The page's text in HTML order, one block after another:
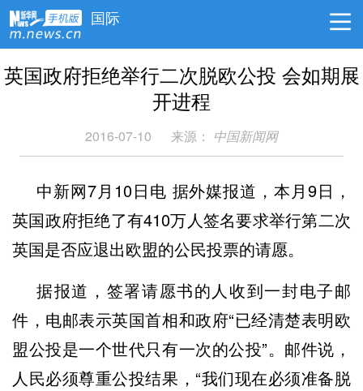
国际
英国政府拒绝举行二次脱欧公投 会如期展
开进程
2016-07-10 来源： 中国新闻网
中新网7月10日电 据外媒报道，本月9日，
英国政府拒绝了有410万人签名要求举行第二次
英国是否应退出欧盟的公民投票的请愿。
据报道，签署请愿书的人收到一封电子邮
件，电邮表示英国首相和政府“已经清楚表明欧
盟公投是一个世代只有一次的公投”。邮件说，
人民必须尊重公投结果，“我们现在必须准备脱